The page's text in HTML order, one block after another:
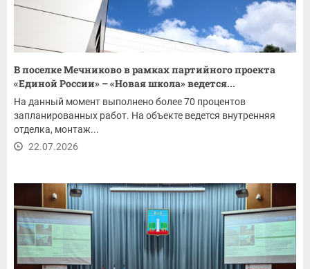
В поселке Мечниково в рамках партийного проекта
«Единой России» – «Новая школа» ведется...
На данный момент выполнено более 70 процентов
запланированных работ. На объекте ведется внутренняя
отделка, монтаж...
22.07.2026